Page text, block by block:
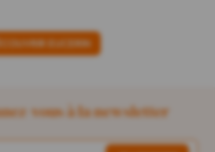
EUCERIN
vous à la newsletter